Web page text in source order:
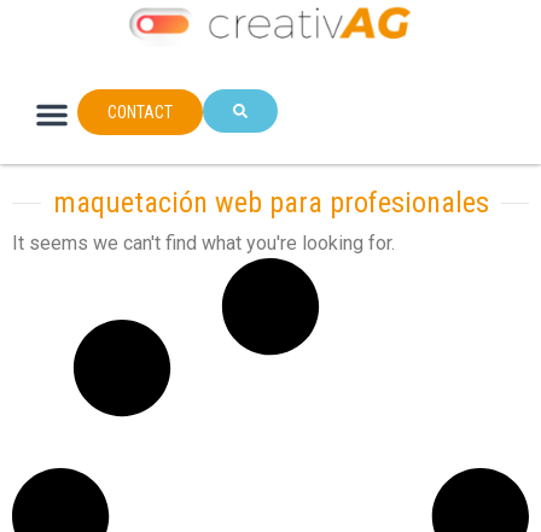
CONTACT
maquetación web para profesionales
It seems we can't find what you're looking for.